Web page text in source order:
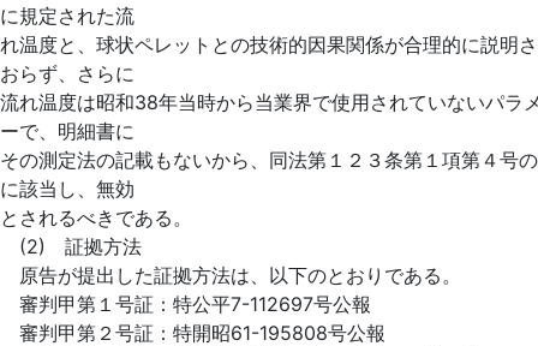
に規定された流
れ温度と、球状ペレットとの技術的因果関係が合理的に説明
おらず、さらに
流れ温度は昭和38年当時から当業界で使用されていないパラ
ーで、明細書に
その測定法の記載もないから、同法第１２３条第１項第４号
に該当し、無効
とされるべきである。
(2) 証拠方法
原告が提出した証拠方法は、以下のとおりである。
審判甲第１号証：特公平7-112697号公報
審判甲第２号証：特開昭61-195808号公報